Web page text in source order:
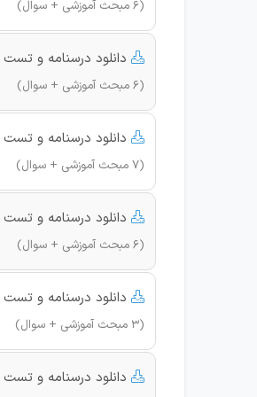
(6 مبحث آموزشی + سوال)
 دانلود درسنامه و تست
(6 مبحث آموزشی + سوال)
 دانلود درسنامه و تست
(7 مبحث آموزشی + سوال)
 دانلود درسنامه و تست
(6 مبحث آموزشی + سوال)
 دانلود درسنامه و تست
(3 مبحث آموزشی + سوال)
 دانلود درسنامه و تست